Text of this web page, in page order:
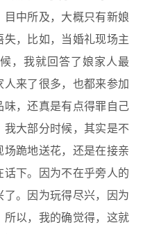
目中所及，大概只有新娘
失，比如，当婚礼现场主
，我就回答了娘家人最
来了很多，也都来参加
味，还真是有点得罪自己
大部分时候，其实是不
跪地送花，还是在接亲
下。因为不在乎旁人的
了。因为玩得尽兴，因为
所以，我的确觉得，这就